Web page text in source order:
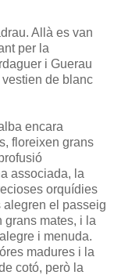
Allà es van
per la
i Guerau
de blanc
encara
floreixen grans
associada, la
orquídies
alegren el passeig
grans mates, i la
i menuda.
madures i la
cotó, però la